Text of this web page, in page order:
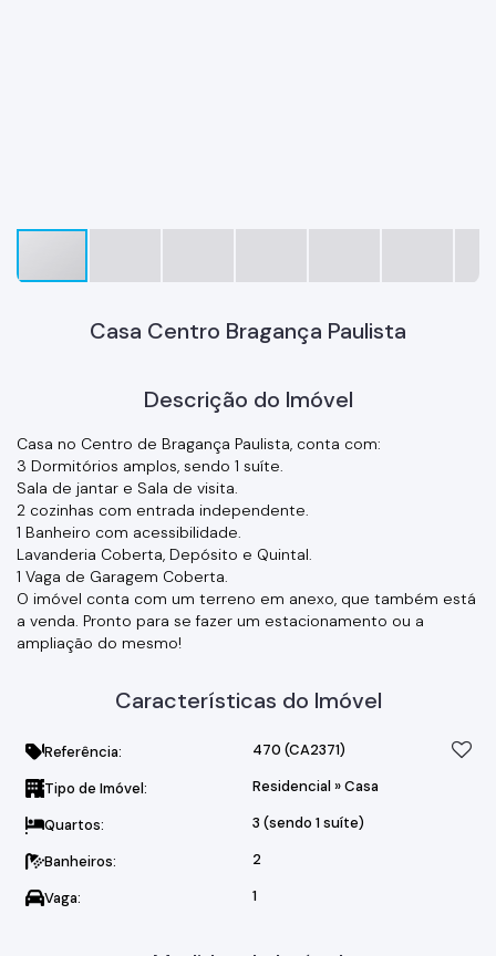
Casa Centro Bragança Paulista
Descrição do Imóvel
Casa no Centro de Bragança Paulista, conta com:
3 Dormitórios amplos, sendo 1 suíte.
Sala de jantar e Sala de visita.
2 cozinhas com entrada independente.
1 Banheiro com acessibilidade.
Lavanderia Coberta, Depósito e Quintal.
1 Vaga de Garagem Coberta.
O imóvel conta com um terreno em anexo, que também está
a venda. Pronto para se fazer um estacionamento ou a
ampliação do mesmo!
Características do Imóvel
Referência: 470 (CA2371)
Tipo de Imóvel: Residencial »Casa
Quartos: 3 (sendo 1 suíte)
Banheiros: 2
Vaga: 1